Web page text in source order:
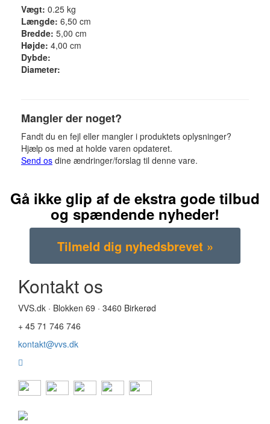
Vægt: 0.25 kg
Længde: 6,50 cm
Bredde: 5,00 cm
Højde: 4,00 cm
Dybde:
Diameter:
Mangler der noget?
Fandt du en fejl eller mangler i produktets oplysninger?
Hjælp os med at holde varen opdateret.
Send os dine ændringer/forslag til denne vare.
Gå ikke glip af de ekstra gode tilbud
og spændende nyheder!
Kontakt os
VVS.dk · Blokken 69 · 3460 Birkerød
+ 45 71 746 746
kontakt@vvs.dk